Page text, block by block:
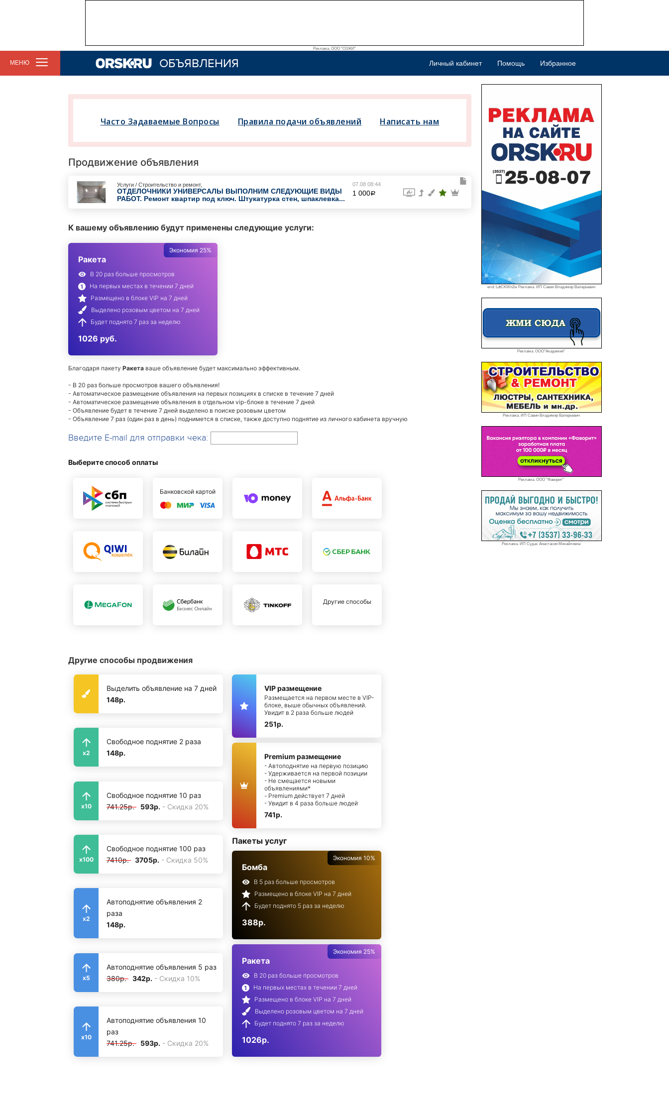
Реклама. ООО "ОЗЖИ"
МЕНЮ ОБЪЯВЛЕНИЯ Личный кабинет Помощь Избранное
erid: LdtCKWn2w Реклама. ИП Савин Владимир Валерьевич
Реклама. ООО"Академия"
Реклама. ИП Савин Владимир Валерьевич
Реклама. ООО "Фаворит"
Реклама. ИП Судас Анастасия Михайловна
Часто Задаваемые Вопросы Правила подачи объявлений Написать нам
Продвижение объявления
Услуги / Строительство и ремонт,
ОТДЕЛОЧНИКИ УНИВЕРСАЛЫ ВЫПОЛНИМ СЛЕДУЮЩИЕ ВИДЫ
РАБОТ. Ремонт квартир под ключ. Штукатурка стен, шпаклевка...
07.08 08:44
1 000a
К вашему объявлению будут применены следующие услуги:
Экономия 25%
Ракета
В 20 раз больше просмотров
На первых местах в течении 7 дней
Размещено в блоке VIP на 7 дней
Выделено розовым цветом на 7 дней
Будет поднято 7 раз за неделю
1026 руб.
Благодаря пакету Ракета ваше объявление будет максимально эффективным.
- В 20 раз больше просмотров вашего объявления!
- Автоматическое размещение объявления на первых позициях в списке в течение 7 дней
- Автоматическое размещение объявления в отдельном vip-блоке в течение 7 дней
- Объявление будет в течение 7 дней выделено в поиске розовым цветом
- Объявление 7 раз (один раз в день) поднимется в списке, также доступно поднятие из личного кабинета вручную
Введите E-mail для отправки чека:
Выберите способ оплаты
Банковской картой
Другие способы
Другие способы продвижения
Выделить объявление на 7 дней
148р.
x2
Свободное поднятие 2 раза
148р.
x10
Свободное поднятие 10 раз
741.25р. 593р. - Скидка 20%
x100
Свободное поднятие 100 раз
7410р. 3705р. - Скидка 50%
x2
Автоподнятие объявления 2
раза
148р.
x5
Автоподнятие объявления 5 раз
380р. 342р. - Скидка 10%
x10
Автоподнятие объявления 10
раз
741.25р. 593р. - Скидка 20%
VIP размещение
Размещается на первом месте в VIP-
блоке, выше обычных объявлений.
Увидит в 2 раза больше людей
251р.
Premium размещение
- Автоподнятие на первую позицию
- Удерживается на первой позиции
- Не смещается новыми
объявлениями*
- Premium действует 7 дней
- Увидит в 4 раза больше людей
741р.
Пакеты услуг
Экономия 10%
Бомба
В 5 раз больше просмотров
Размещено в блоке VIP на 7 дней
Будет поднято 5 раз за неделю
388р.
Экономия 25%
Ракета
В 20 раз больше просмотров
На первых местах в течении 7 дней
Размещено в блоке VIP на 7 дней
Выделено розовым цветом на 7 дней
Будет поднято 7 раз за неделю
1026р.